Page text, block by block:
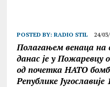
POSTED BY: RADIO STIL 24/
Полагањем венаца на
данас је у Пожаревцу
од почетка НАТО
Републике Југославије